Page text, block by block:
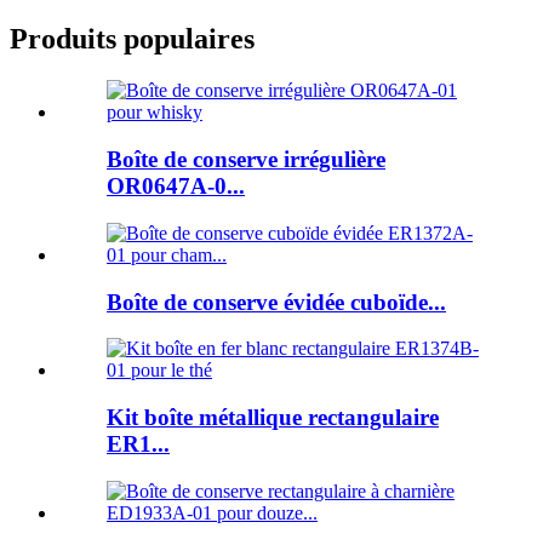
Produits populaires
Boîte de conserve irrégulière
OR0647A-0...
Boîte de conserve évidée cuboïde...
Kit boîte métallique rectangulaire
ER1...